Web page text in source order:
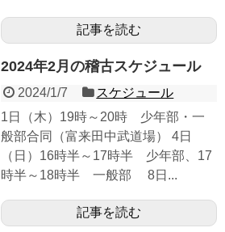
記事を読む
2024年2月の稽古スケジュール
2024/1/7
スケジュール
1日（木）19時～20時 少年部・一
般部合同（富来田中武道場） 4日
（日）16時半～17時半 少年部、17
時半～18時半 一般部 8日...
記事を読む